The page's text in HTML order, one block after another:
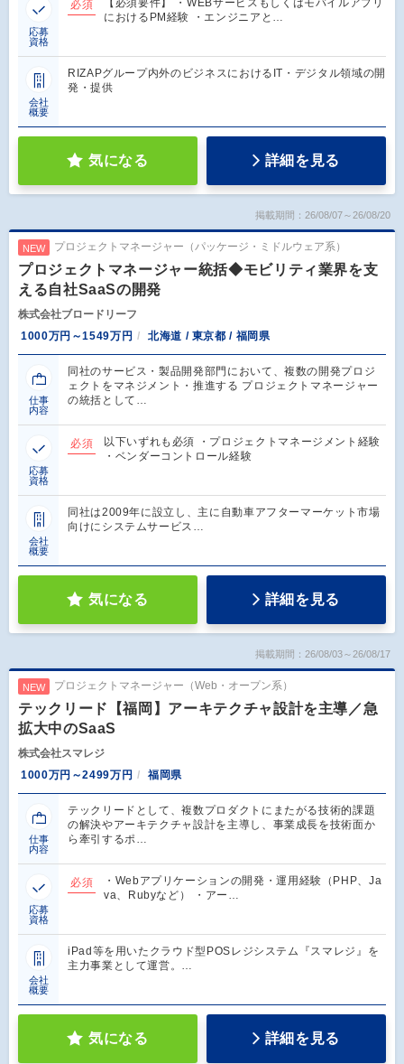
応募
資格
必須
【必須要件】 ・WEBサービスもしくはモバイルアプリ
におけるPM経験 ・エンジニアと…
会社
概要
RIZAPグループ内外のビジネスにおけるIT・デジタル領域の開
発・提供
気になる 詳細を見る
掲載期間：26/08/07～26/08/20
NEW プロジェクトマネージャー（パッケージ・ミドルウェア系）
プロジェクトマネージャー統括◆モビリティ業界を支
える自社SaaSの開発
株式会社ブロードリーフ
1000万円～1549万円
北海道 / 東京都 / 福岡県
仕事
内容
同社のサービス・製品開発部門において、複数の開発プロジ
ェクトをマネジメント・推進する プロジェクトマネージャー
の統括として…
応募
資格
必須
以下いずれも必須 ・プロジェクトマネージメント経験
・ベンダーコントロール経験
会社
概要
同社は2009年に設立し、主に自動車アフターマーケット市場
向けにシステムサービス…
気になる 詳細を見る
掲載期間：26/08/03～26/08/17
NEW プロジェクトマネージャー（Web・オープン系）
テックリード【福岡】アーキテクチャ設計を主導／急
拡大中のSaaS
株式会社スマレジ
1000万円～2499万円
福岡県
仕事
内容
テックリードとして、複数プロダクトにまたがる技術的課題
の解決やアーキテクチャ設計を主導し、事業成長を技術面か
ら牽引するポ…
応募
資格
必須
・Webアプリケーションの開発・運用経験（PHP、Ja
va、Rubyなど） ・アー…
会社
概要
iPad等を用いたクラウド型POSレジシステム『スマレジ』を
主力事業として運営。…
気になる 詳細を見る